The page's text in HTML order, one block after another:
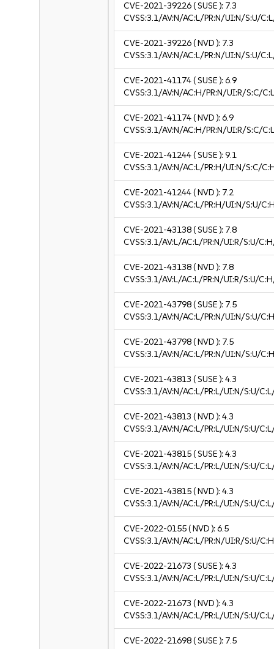
CVE-2021-39226( SUSE ): 7.3
CVSS:3.1/AV:N/AC:L/PR:N/UI:N/S:U/
CVE-2021-39226( NVD ): 7.3
CVSS:3.1/AV:N/AC:L/PR:N/UI:N/S:U/
CVE-2021-41174( SUSE ):6.9
CVSS:3.1/AV:N/AC:H/PR:N/UI:R/S:C/
CVE-2021-41174( NVD ):6.9
CVSS:3.1/AV:N/AC:H/PR:N/UI:R/S:C/
CVE-2021-41244( SUSE ):9.1
CVSS:3.1/AV:N/AC:L/PR:H/UI:N/S:C/
CVE-2021-41244( NVD ): 7.2
CVSS:3.1/AV:N/AC:L/PR:H/UI:N/S:U/
CVE-2021-43138( SUSE ): 7.8
CVSS:3.1/AV:L/AC:L/PR:N/UI:R/S:U/
CVE-2021-43138( NVD ): 7.8
CVSS:3.1/AV:L/AC:L/PR:N/UI:R/S:U/
CVE-2021-43798( SUSE ): 7.5
CVSS:3.1/AV:N/AC:L/PR:N/UI:N/S:U/
CVE-2021-43798( NVD ): 7.5
CVSS:3.1/AV:N/AC:L/PR:N/UI:N/S:U/
CVE-2021-43813 ( SUSE ):4.3
CVSS:3.1/AV:N/AC:L/PR:L/UI:N/S:U/
CVE-2021-43813 ( NVD ):4.3
CVSS:3.1/AV:N/AC:L/PR:L/UI:N/S:U/
CVE-2021-43815( SUSE ):4.3
CVSS:3.1/AV:N/AC:L/PR:L/UI:N/S:U/
CVE-2021-43815( NVD ):4.3
CVSS:3.1/AV:N/AC:L/PR:L/UI:N/S:U/
CVE-2022-0155( NVD ):6.5
CVSS:3.1/AV:N/AC:L/PR:N/UI:R/S:U/
CVE-2022-21673 ( SUSE ):4.3
CVSS:3.1/AV:N/AC:L/PR:L/UI:N/S:U/
CVE-2022-21673 ( NVD ):4.3
CVSS:3.1/AV:N/AC:L/PR:L/UI:N/S:U/
CVE-2022-21698( SUSE ): 7.5